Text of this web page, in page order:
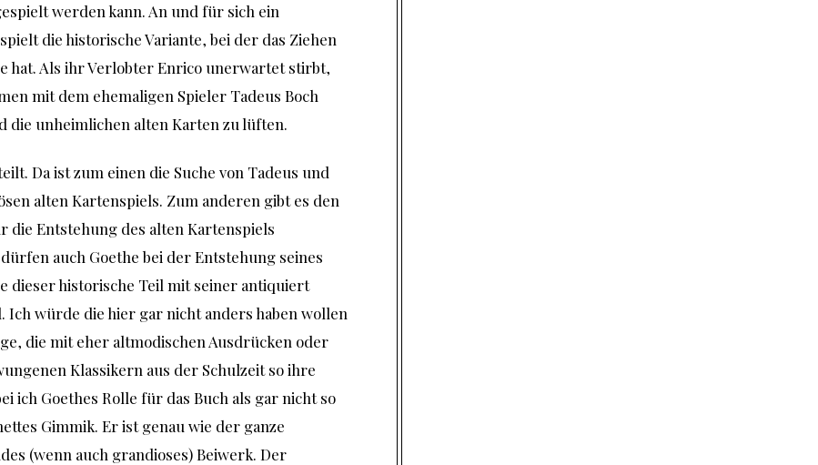
werden kann. An und für sich ein
die historische Variante, bei der das Ziehen
hat. Als ihr Verlobter Enrico unerwartet stirbt,
mit dem ehemaligen Spieler Tadeus Boch
die unheimlichen alten Karten zu lüften.
Da ist zum einen die Suche von Tadeus und
alten Kartenspiels. Zum anderen gibt es den
Entstehung des alten Kartenspiels
auch Goethe bei der Entstehung seines
dieser historische Teil mit seiner antiquiert
würde die hier gar nicht anders haben wollen
die mit eher altmodischen Ausdrücken oder
Klassikern aus der Schulzeit so ihre
ich Goethes Rolle für das Buch als gar nicht so
Gimmik. Er ist genau wie der ganze
(wenn auch grandioses) Beiwerk. Der